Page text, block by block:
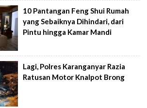
10 Pantangan Feng Shui Rumah
yang Sebaiknya Dihindari, dari
Pintu hingga Kamar Mandi
Lagi, Polres Karanganyar Razia
Ratusan Motor Knalpot Brong